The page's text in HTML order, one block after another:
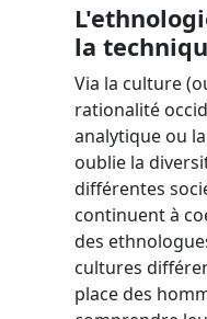
la
Via la culture
rationalité
analytique ou
oublie la
différentes
continuent à
des
cultures
place des